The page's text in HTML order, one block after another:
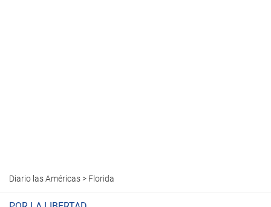
Diario las Américas> Florida